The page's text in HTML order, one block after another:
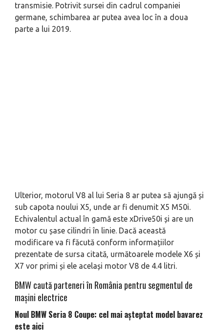
transmisie. Potrivit sursei din cadrul companiei
germane, schimbarea ar putea avea loc în a doua
parte a lui 2019.
Ulterior, motorul V8 al lui Seria 8 ar putea să ajungă și
sub capota noului X5, unde ar fi denumit X5 M50i.
Echivalentul actual în gamă este xDrive50i și are un
motor cu șase cilindri în linie. Dacă această
modificare va fi făcută conform informațiilor
prezentate de sursa citată, următoarele modele X6 și
X7 vor primi și ele același motor V8 de 4.4 litri.
BMW caută parteneri în România pentru segmentul de
maşini electrice
Noul BMW Seria 8 Coupe: cel mai așteptat model bavarez
este aici